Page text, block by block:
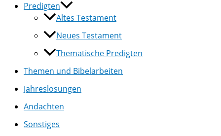
Predigten
Altes Testament
Neues Testament
Thematische Predigten
Themen und Bibelarbeiten
Jahreslosungen
Andachten
Sonstiges